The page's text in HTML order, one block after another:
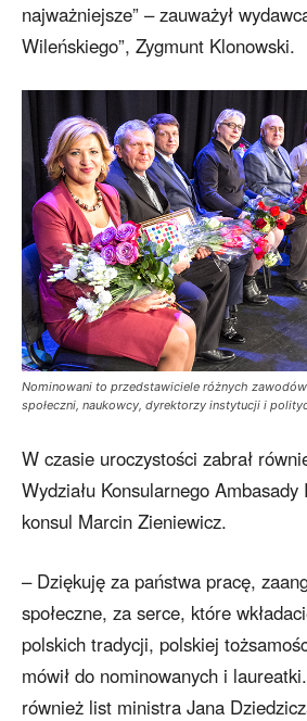
najważniejsze” – zauważył
Wileńskiego”, Zygmunt Klonowski.
Nominowani to przedstawiciele różnych
społeczni, naukowcy, dyrektorzy instytucji i
W czasie uroczystości zabrał
Wydziału Konsularnego
konsul Marcin Zieniewicz.
– Dziękuję za państwa pracę,
społeczne, za serce, które
polskich tradycji, polskiej
mówił do nominowanych i
również list ministra Jana